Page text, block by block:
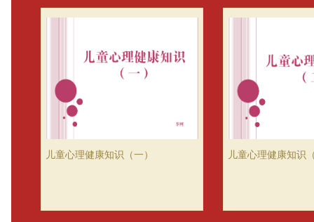
儿童心理健康知识（一） 儿童心理健康知识